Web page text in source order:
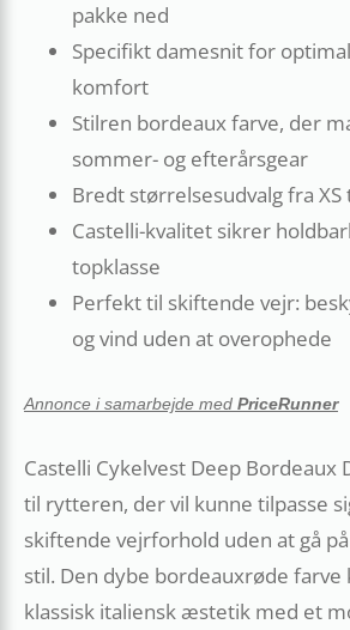
pakke ned
Specifikt damesnit for
komfort
Stilren bordeaux farve, der
sommer- og efterårsgear
Bredt størrelsesudvalg fra XS
Castelli-kvalitet sikrer
topklasse
Perfekt til skiftende vejr:
og vind uden at overophede
Annonce i samarbejde med PriceRunner
Castelli Cykelvest Deep Bordeaux
til rytteren, der vil kunne tilpasse
skiftende vejrforhold uden at gå
stil. Den dybe bordeauxrøde
klassisk italiensk æstetik med et